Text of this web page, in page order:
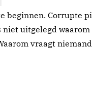
beginnen. Corrupte
niet uitgelegd
vraagt